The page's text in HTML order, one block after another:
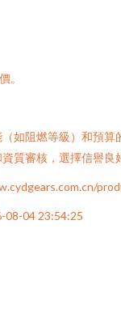
。
如阻燃等級）和預算
審核，選擇信譽
08-04 23:54:25